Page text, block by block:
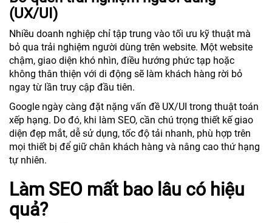
(UX/UI)
Nhiều doanh nghiệp chỉ tập trung vào tối ưu kỹ thuật mà
bỏ qua trải nghiệm người dùng trên website. Một website
chậm, giao diện khó nhìn, điều hướng phức tạp hoặc
không thân thiện với di động sẽ làm khách hàng rời bỏ
ngay từ lần truy cập đầu tiên.
Google ngày càng đặt nặng vấn đề UX/UI trong thuật toán
xếp hạng. Do đó, khi làm SEO, cần chú trọng thiết kế giao
diện đẹp mắt, dễ sử dụng, tốc độ tải nhanh, phù hợp trên
mọi thiết bị để giữ chân khách hàng và nâng cao thứ hạng
tự nhiên.
Làm SEO mất bao lâu có hiệu
quả?